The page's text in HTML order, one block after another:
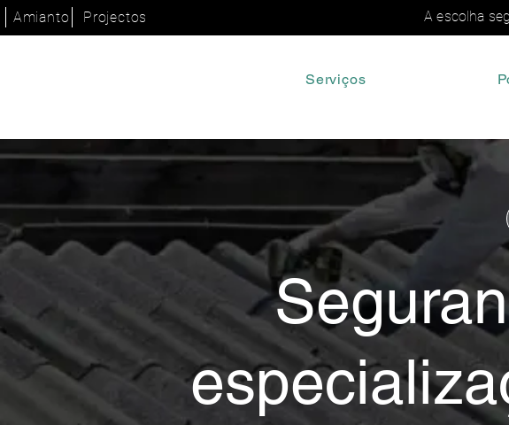
Amianto Projectos A escolha
Serviços